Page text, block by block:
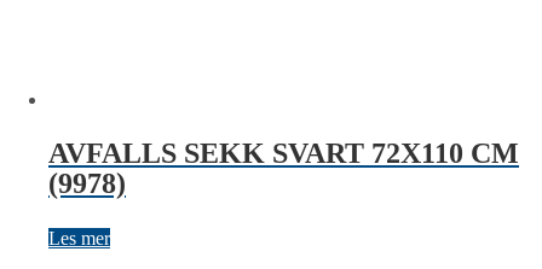
AVFALLS SEKK SVART 72X110 CM
(9978)
Les mer